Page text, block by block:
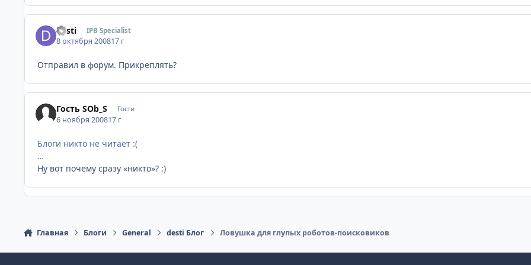
desti IPB Specialist
8 октября 200817 г
Отправил в форум. Прикреплять?
Гость SOb_S Гости
6 ноября 200817 г
Блоги никто не читает :(
…
Ну вот почему сразу «никто»? :)
Главная Блоги General desti Блог Ловушка для глупых роботов-поисковиков